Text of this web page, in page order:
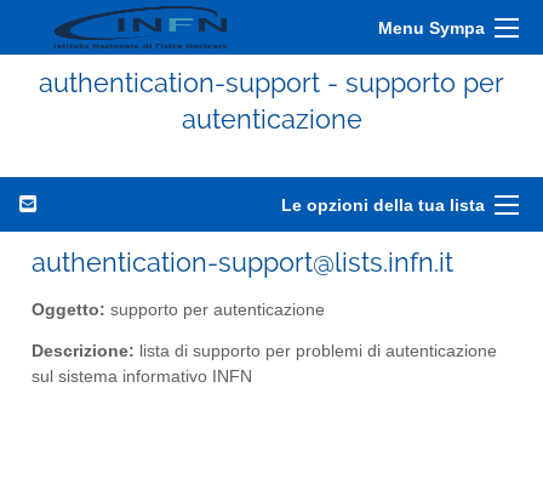
Menu Sympa
authentication-support - supporto per
autenticazione
Le opzioni della tua lista
authentication-support@lists.infn.it
Oggetto: supporto per autenticazione
Descrizione: lista di supporto per problemi di autenticazione
sul sistema informativo INFN